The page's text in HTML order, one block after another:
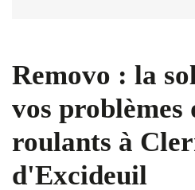
Removo : la
vos problèmes
roulants à
d'Excideuil